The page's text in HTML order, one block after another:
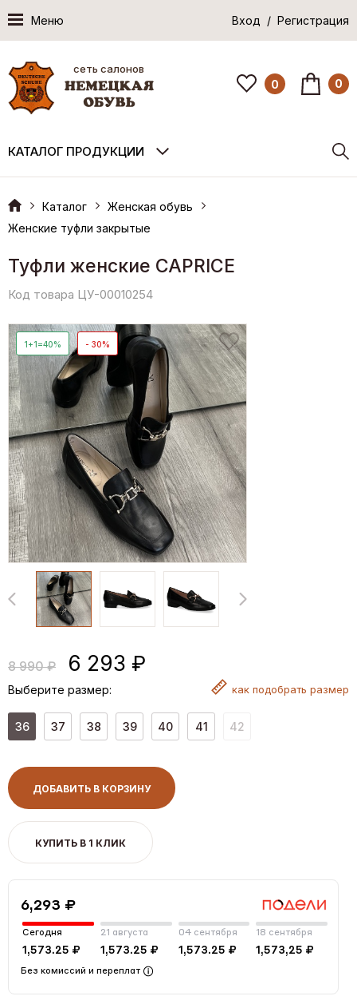
Меню Вход / Регистрация
сеть салонов
0 0
КАТАЛОГ ПРОДУКЦИИ
Каталог
Женская обувь
Женские туфли закрытые
Туфли женские CAPRICE
Код товара ЦУ-00010254
1+1=40% - 30%
8 990 ₽ 6 293 ₽
Выберите размер: как подобрать размер
36 37 38 39 40 41 42
ДОБАВИТЬ В КОРЗИНУ
КУПИТЬ В 1 КЛИК
6,293 ₽
Сегодня
1,573.25 ₽
21 августа
1,573.25 ₽
04 сентября
1,573.25 ₽
18 сентября
1,573,25 ₽
Без комиссий и переплат